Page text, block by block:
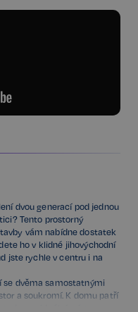
dvou generací pod jednou
Tento prostorný
vám nabídne dostatek
ho v klidné jihovýchodní
jste rychle v centru i na
se dvěma samostatnými
a soukromí. K domu patří